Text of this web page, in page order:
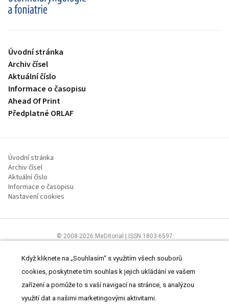
proLékaře.cz
Úvodní stránka
Archiv čísel
Aktuální číslo
Informace o časopisu
Ahead Of Print
Předplatné ORLAF
Úvodní stránka
Archiv čísel
Aktuální číslo
Informace o časopisu
Nastavení cookies
© 2008-2026 MeDitorial | ISSN 1803-6597
zdravotnictví.Čtěte prohlášeníaZásady zpracování osobních údajů
Když kliknete na „Souhlasím“ s využitím všech souborů
cookies, poskytnete tím souhlas k jejich ukládání ve vašem
zařízení a pomůže to s vaší navigací na stránce, s analýzou
využití dat a našimi marketingovými aktivitami.